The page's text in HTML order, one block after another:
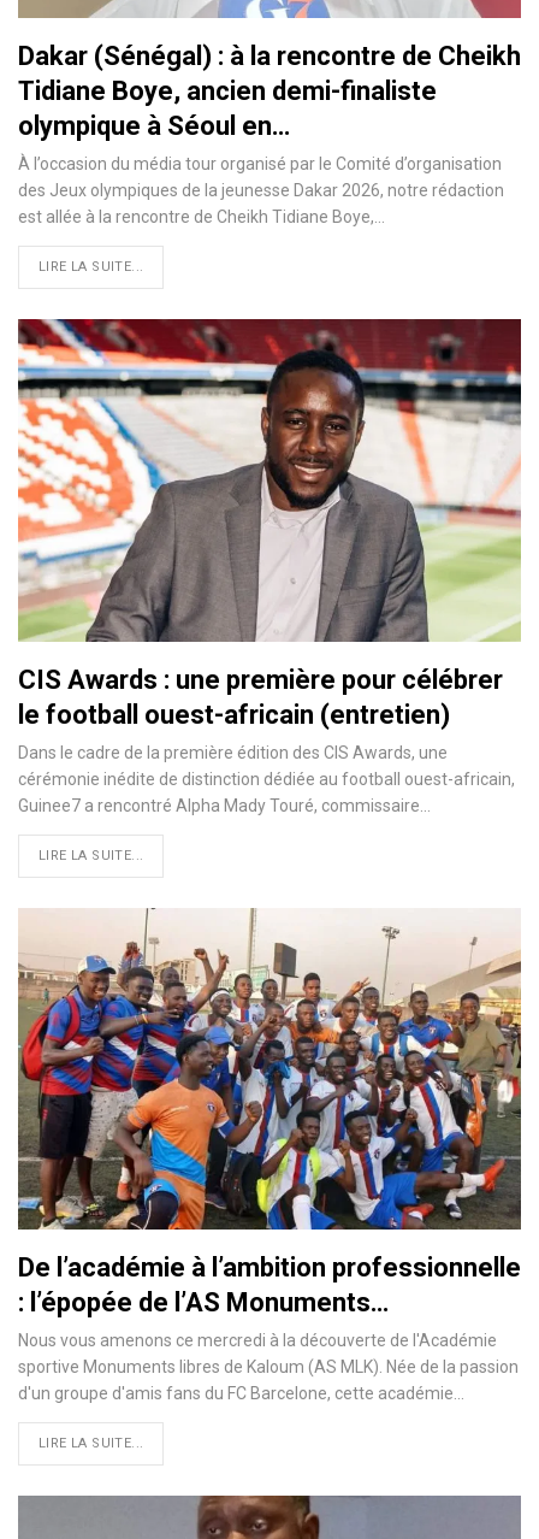
Dakar (Sénégal) : à la rencontre de Cheikh
Tidiane Boye, ancien demi-finaliste
olympique à Séoul en…
À l’occasion du média tour organisé par le Comité d’organisation
des Jeux olympiques de la jeunesse Dakar 2026, notre rédaction
est allée à la rencontre de Cheikh Tidiane Boye,…
LIRE LA SUITE...
CIS Awards : une première pour célébrer
le football ouest-africain (entretien)
Dans le cadre de la première édition des CIS Awards, une
cérémonie inédite de distinction dédiée au football ouest-africain,
Guinee7 a rencontré Alpha Mady Touré, commissaire…
LIRE LA SUITE...
De l’académie à l’ambition professionnelle
: l’épopée de l’AS Monuments…
Nous vous amenons ce mercredi à la découverte de l'Académie
sportive Monuments libres de Kaloum (AS MLK). Née de la passion
d'un groupe d'amis fans du FC Barcelone, cette académie…
LIRE LA SUITE...